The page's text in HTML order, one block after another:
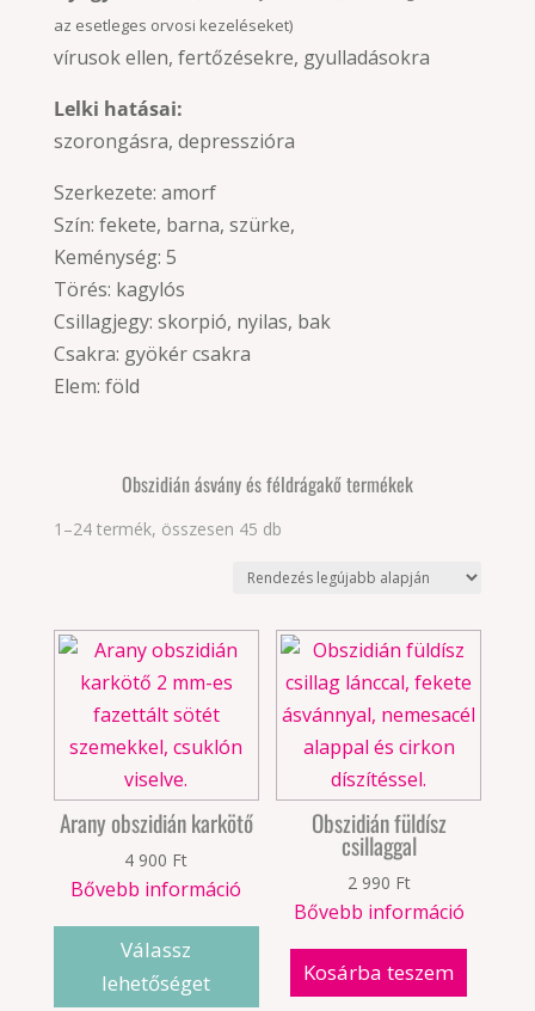
az esetleges orvosi kezeléseket)
vírusok ellen, fertőzésekre, gyulladásokra
Lelki hatásai:
szorongásra, depresszióra
Szerkezete: amorf
Szín: fekete, barna, szürke,
Keménység: 5
Törés: kagylós
Csillagjegy: skorpió, nyilas, bak
Csakra: gyökér csakra
Elem: föld
Obszidián ásvány és féldrágakő termékek
1–24 termék, összesen 45 dbSorted
Arany obszidián karkötő
4 900 Ft
Bővebb információ
Válassz
lehetőséget
Obszidián füldísz
csillaggal
2 990 Ft
Bővebb információ
Kosárba teszem